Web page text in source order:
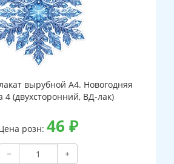
вырубной А4. Новогодняя
4 (двухсторонний, ВД-лак)
розн: 46 ₽
−
+